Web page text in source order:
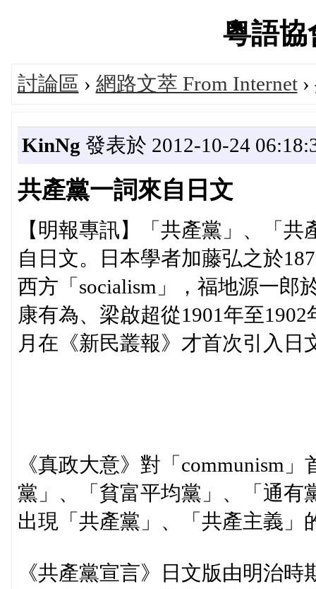
粵語協
討論區 › 網路文萃 From Internet›
KinNg 發表於 2012-10-24
共產黨一詞來自日文
【明報專訊】「共產黨」、「
自日文。日本學者加藤弘之於
西方「socialism」，福地源一郎
康有為、梁啟超從1901年至
月在《新民叢報》才首次引入日
《真政大意》對「communism
黨」、「貧富平均黨」、「通有
出現「共產黨」、「共產主義」
《共產黨宣言》日文版由明治